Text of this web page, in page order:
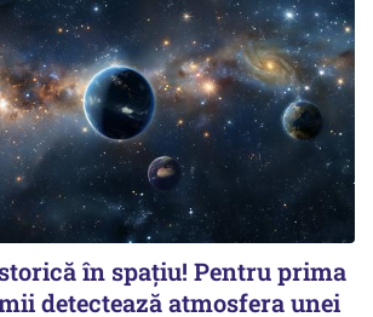
în spațiu! Pentru prima
detectează atmosfera unei